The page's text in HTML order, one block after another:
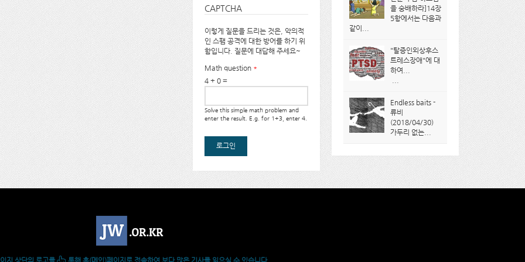
을 숭배하라]14장
5항에서는 다음과
같이...
"탈증인외상후스
트레스장애"에 대
하여...
Endless baits -
류비
(2018/04/30)
가두리 없는...
CAPTCHA
이렇게 질문을 드리는 것은, 악의적
인 스팸 공격에 대한 방어를 하기 위
함입니다. 질문에 대답해 주세요~
Math question *
4 + 0 =
Solve this simple math problem and
enter the result. E.g. for 1+3, enter 4.
지 상단의 로고를 통해 홈(메인)페이지로 접속하여 보다 많은 기사를 읽으실 수 있습니다.